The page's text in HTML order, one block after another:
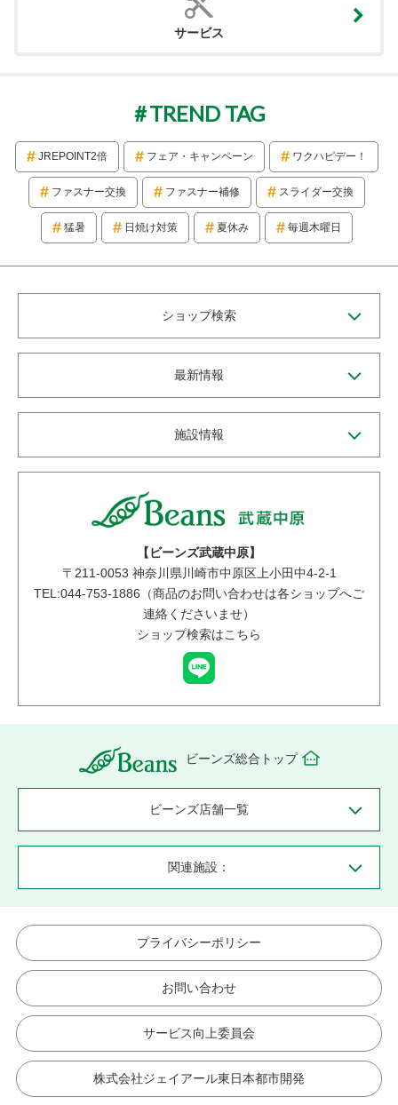
サービス
TREND TAG
JREPOINT2倍 フェア・キャンペーン ワクハピデー！
ファスナー交換 ファスナー補修 スライダー交換
猛暑 日焼け対策 夏休み 毎週木曜日
ショップ検索
最新情報
施設情報
【ビーンズ武蔵中原】
〒 211-0053 神奈川県川崎市中原区上小田中4-2-1
TEL:044-753-1886（商品のお問い合わせは各ショップへご
連絡くださいませ）
ショップ検索はこちら
ビーンズ総合トップ
ビーンズ店舗一覧
関連施設：
プライバシーポリシー
お問い合わせ
サービス向上委員会
株式会社ジェイアール東日本都市開発